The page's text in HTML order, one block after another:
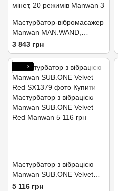
Мастурбатор-вібромасажер
Manwan MAN.WAND,
відмінно для пар, вібро-
мінет, 20 режимів
3 843 грн
3
Мастурбатор з вібрацією
Manwan SUB.ONE Velvet
Red
5 116 грн